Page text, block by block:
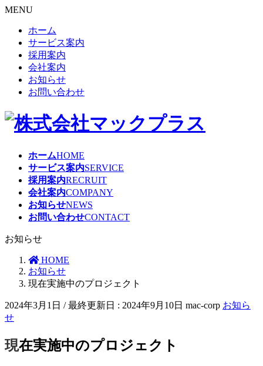
MENU
ホーム
サービス案内
採用案内
会社案内
お知らせ
お問い合わせ
ホームHOME
サービス案内SERVICE
採用案内RECRUIT
会社案内COMPANY
お知らせNEWS
お問い合わせCONTACT
お知らせ
HOME
お知らせ
現在実施中のプロジェクト
2024年3月1日 / 最終更新日 : 2024年9月10日 mac-corp お知ら
せ
現在実施中のプロジェクト